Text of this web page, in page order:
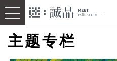
主题专栏